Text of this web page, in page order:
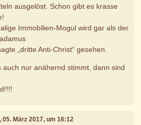
ausgelöst. Schon gibt es krasse
Immobilien-Mogul wird gar als der
„dritte Anti-Christ“ gesehen.
auch nur anähernd stimmt, dann sind
, 05. März 2017, um 16:12